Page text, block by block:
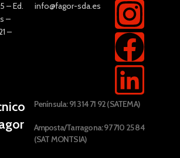
– Ed.
–
–
info@fagor-sda.es
Península: 91 314 71 92 (SATEMA)
Amposta/Tarragona: 97 710 25 84
(SAT MONTSIA)